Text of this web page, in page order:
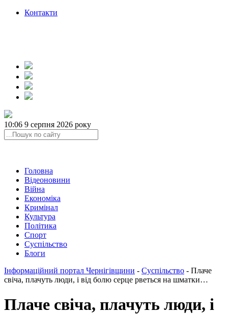
Контакти
10:06 9 серпня 2026 року
Головна
Відеоновини
Війна
Економіка
Кримінал
Культура
Політика
Спорт
Суспільство
Блоги
Інформаційний портал Чернігівщини - Суспільство - Плаче
свіча, плачуть люди, і від болю серце рветься на шматки…
Плаче свіча, плачуть люди, і